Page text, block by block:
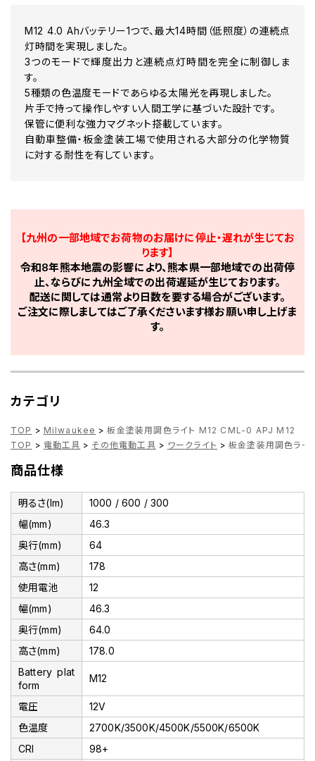
M12 4.0 Ahバッテリー1つで、最大14時間（低照度）の連続点
灯時間を実現しました。
3つのモードで輝度出力と連続点灯時間を完全に制御しま
す。
5種類の色温度モードであらゆる太陽光を再現しました。
片手で持って操作しやすい人間工学に基づいた設計です。
保管に便利な強力マグネット搭載しています。
自動車整備・板金塗装工場で使用される大部分の化学物質
に対する耐性を有しています。
【九州の一部地域でお荷物のお届けに停止・遅れが生じてお
ります】
令和8年熊本地震の影響により、熊本県一部地域での出荷停
止、ならびに九州全域での出荷遅延が生じております。
配送に関しては通常より日数を要する場合がございます。
ご注文に際しましてはご了承くださいます様お願い申し上げま
す。
カテゴリ
TOP > Milwaukee > 板金塗装用調色ライト M12 CML-0 APJ M12
TOP > 電動工具 > その他電動工具 > ワークライト > 板金塗装用調色ラ
商品仕様
明るさ(lm)
1000 / 600 / 300
幅(mm)
46.3
奥行(mm)
64
高さ(mm)
178
使用電池
12
幅(mm)
46.3
奥行(mm)
64.0
高さ(mm)
178.0
Battery plat
form
M12
電圧
12V
色温度
2700K/3500K/4500K/5500K/6500K
CRI
98+